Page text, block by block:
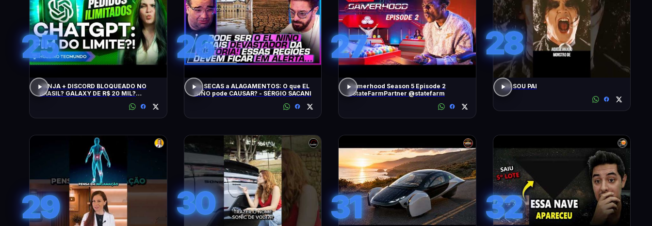
25
JANJA + DISCORD BLOQUEADO NO
BRASIL? GALAXY DE R$ 20 MIL?
26
De SECAS a ALAGAMENTOS: O que EL
NIÑO pode CAUSAR? - SÉRGIO SACANI
27
Gamerhood Season 5 Episode 2
#StateFarmPartner @statefarm
28
EU SOU PAI
29 30 31 32